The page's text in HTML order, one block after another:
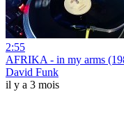
2:55
AFRIKA - in my arms
David Funk
il y a 3 mois